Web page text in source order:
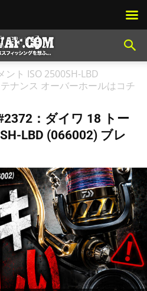
ント ISO 2500SH-LBD
ナンス オーバーホールはコチ
：ダイワ 18 トー
LBD (066002) ブレ